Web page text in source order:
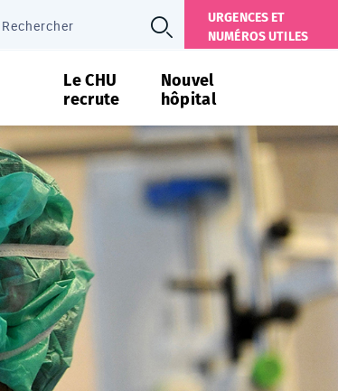
URGENCES ET
NUMÉROS UTILES
Le CHU
recrute
Nouvel
hôpital